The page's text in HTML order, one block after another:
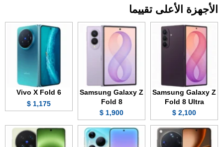
الأجهزة الأعلى تقييما
Samsung Galaxy Z
Fold 8 Ultra
2,100 $
Samsung Galaxy Z
Fold 8
1,900 $
Vivo X Fold 6
1,175 $